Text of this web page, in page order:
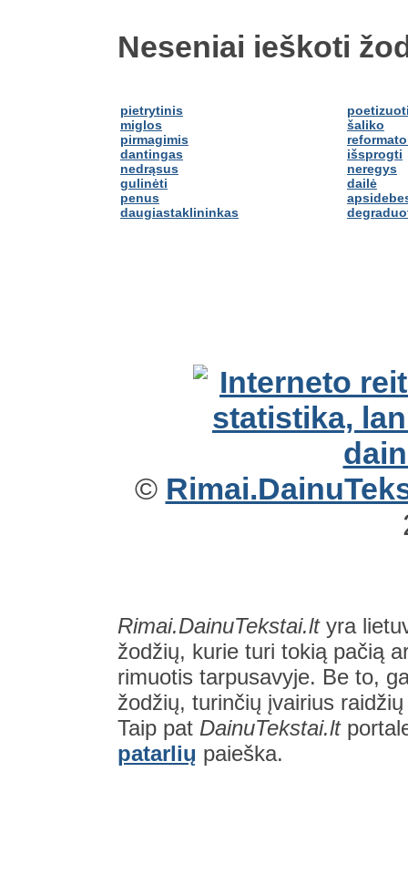
Neseniai ieškoti
pietrytinis
miglos
pirmagimis
dantingas
nedrąsus
gulinėti
penus
daugiastaklininkas
šaliko
išsprogti
neregys
dailė
©
Rimai.DainuTekstai.ltyra
žodžių, kurie turi tokią pačią
rimuotis tarpusavyje. Be to,
žodžių, turinčių įvairius
Taip pat DainuTekstai.lt
patarlių paieška.